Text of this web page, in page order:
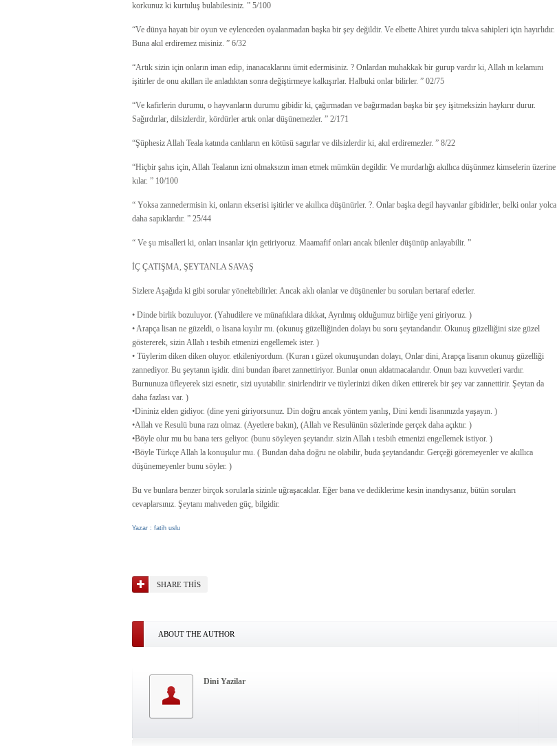
korkunuz ki kurtuluş bulabilesiniz. ” 5/100
“Ve dünya hayatı bir oyun ve eylenceden oyalanmadan başka bir şey değildir. Ve elbette Ahiret yurdu takva sahipleri için hayırlıdır.
Buna akıl erdiremez misiniz. ” 6/32
“Artık sizin için onların iman edip, inanacaklarını ümit edermisiniz. ? Onlardan muhakkak bir gurup vardır ki, Allah ın kelamını
işitirler de onu akılları ile anladıktan sonra değiştirmeye kalkışırlar. Halbuki onlar bilirler. ” 02/75
“Ve kafirlerin durumu, o hayvanların durumu gibidir ki, çağırmadan ve bağırmadan başka bir şey işitmeksizin haykırır durur.
Sağırdırlar, dilsizlerdir, kördürler artık onlar düşünemezler. ” 2/171
“Şüphesiz Allah Teala katında canlıların en kötüsü sagırlar ve dilsizlerdir ki, akıl erdiremezler. ” 8/22
“Hiçbir şahıs için, Allah Tealanın izni olmaksızın iman etmek mümkün degildir. Ve murdarlığı akıllıca düşünmez kimselerin üzerine
kılar. ” 10/100
“ Yoksa zannedermisin ki, onların ekserisi işitirler ve akıllıca düşünürler. ?. Onlar başka degil hayvanlar gibidirler, belki onlar yolca
daha sapıklardır. ” 25/44
“ Ve şu misalleri ki, onları insanlar için getiriyoruz. Maamafif onları ancak bilenler düşünüp anlayabilir. ”
İÇ ÇATIŞMA, ŞEYTANLA SAVAŞ
Sizlere Aşağıda ki gibi sorular yöneltebilirler. Ancak aklı olanlar ve düşünenler bu soruları bertaraf ederler.
• Dinde birlik bozuluyor. (Yahudilere ve münafıklara dikkat, Ayrılmış olduğumuz birliğe yeni giriyoruz. )
• Arapça lisan ne güzeldi, o lisana kıyılır mı. (okunuş güzelliğinden dolayı bu soru şeytandandır. Okunuş güzelliğini size güzel
göstererek, sizin Allah ı tesbih etmenizi engellemek ister. )
• Tüylerim diken diken oluyor. etkileniyordum. (Kuran ı güzel okunuşundan dolayı, Onlar dini, Arapça lisanın okunuş güzelliği
zannediyor. Bu şeytanın işidir. dini bundan ibaret zannettiriyor. Bunlar onun aldatmacalarıdır. Onun bazı kuvvetleri vardır.
Burnunuza üfleyerek sizi esnetir, sizi uyutabilir. sinirlendirir ve tüylerinizi diken diken ettirerek bir şey var zannettirir. Şeytan da
daha fazlası var. )
•Dininiz elden gidiyor. (dine yeni giriyorsunuz. Din doğru ancak yöntem yanlış, Dini kendi lisanınızda yaşayın. )
•Allah ve Resulü buna razı olmaz. (Ayetlere bakın), (Allah ve Resulünün sözlerinde gerçek daha açıktır. )
•Böyle olur mu bu bana ters geliyor. (bunu söyleyen şeytandır. sizin Allah ı tesbih etmenizi engellemek istiyor. )
•Böyle Türkçe Allah la konuşulur mu. ( Bundan daha doğru ne olabilir, buda şeytandandır. Gerçeği göremeyenler ve akıllıca
düşünemeyenler bunu söyler. )
Bu ve bunlara benzer birçok sorularla sizinle uğraşacaklar. Eğer bana ve dediklerime kesin inandıysanız, bütün soruları
cevaplarsınız. Şeytanı mahveden güç, bilgidir.
Yazar : fatih uslu
SHARE THIS
ABOUT THE AUTHOR
Dini Yazilar